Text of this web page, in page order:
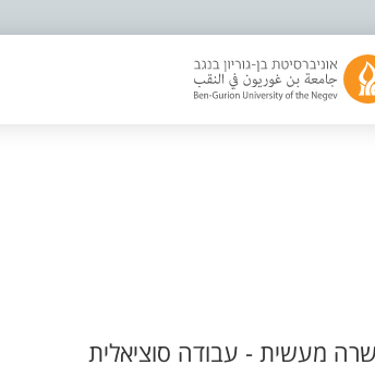
מעשית - עבודה סוציאלית